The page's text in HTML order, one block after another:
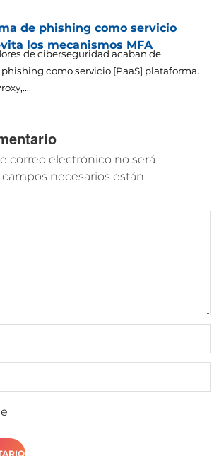
de phishing como servicio
los mecanismos MFA
de ciberseguridad acaban de
como servicio [PaaS] plataforma.
correo electrónico no será
campos necesarios están